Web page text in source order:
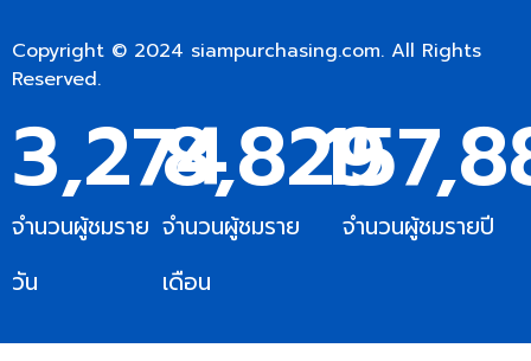
Copyright © 2024 siampurchasing.com. All Rights
Reserved.
จำนวนผู้ชมราย
วัน
3,275
จำนวนผู้ชมราย
เดือน
8,830
จำนวนผู้ชมรายปี